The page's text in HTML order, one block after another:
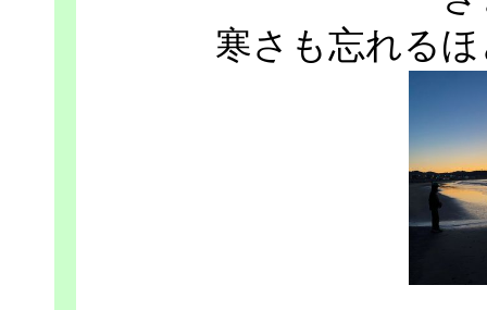
寒さも忘れる